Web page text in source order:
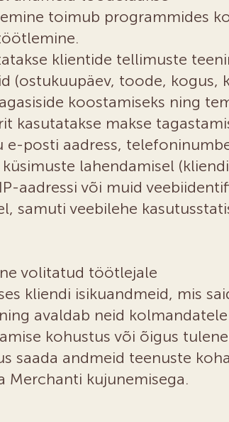
toimub programmides
klientide tellimuste
(ostukuupäev, toode,
koostamiseks ning
kasutatakse makse
e-posti aadress,
lahendamisel
aadressi või muid
samuti veebilehe
volitatud töötlejale
kliendi isikuandmeid, mis
avaldab neid
kohustus või õigus
saada andmeid teenuste
Merchanti kujunemisega.